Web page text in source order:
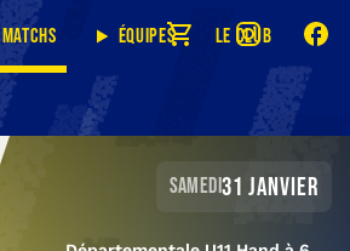
Matchs Équipes Le club
samedi31 janvier